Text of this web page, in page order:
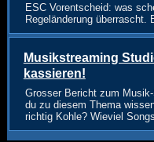
ESC Vorentscheid: was
Regeländerung überrascht.
Musikstreaming
kassieren!
Grosser Bericht zum
du zu diesem Thema
richtig Kohle? Wieviel